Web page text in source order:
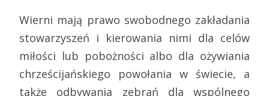
Wierni mają prawo swobodnego zakładania
stowarzyszeń i kierowania nimi dla celów
miłości lub pobożności albo dla ożywiania
chrześcijańskiego powołania w świecie, a
także odbywania zebrań dla wspólnego